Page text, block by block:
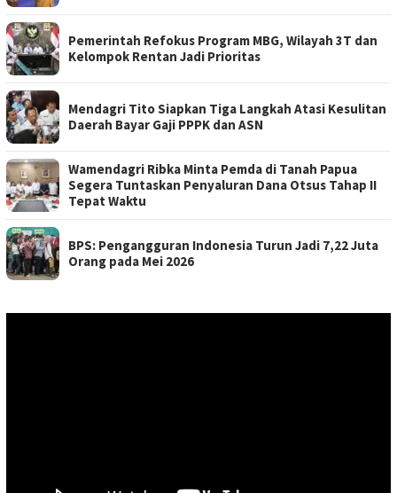
Pemerintah Refokus Program MBG, Wilayah 3T dan
Kelompok Rentan Jadi Prioritas
Mendagri Tito Siapkan Tiga Langkah Atasi Kesulitan
Daerah Bayar Gaji PPPK dan ASN
Wamendagri Ribka Minta Pemda di Tanah Papua
Segera Tuntaskan Penyaluran Dana Otsus Tahap II
Tepat Waktu
BPS: Pengangguran Indonesia Turun Jadi 7,22 Juta
Orang pada Mei 2026